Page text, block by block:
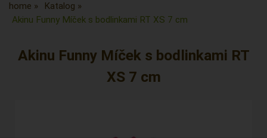
home
Katalog
Akinu Funny Míček s bodlinkami RT XS 7 cm
Akinu Funny Míček s bodlinkami RT
XS 7 cm